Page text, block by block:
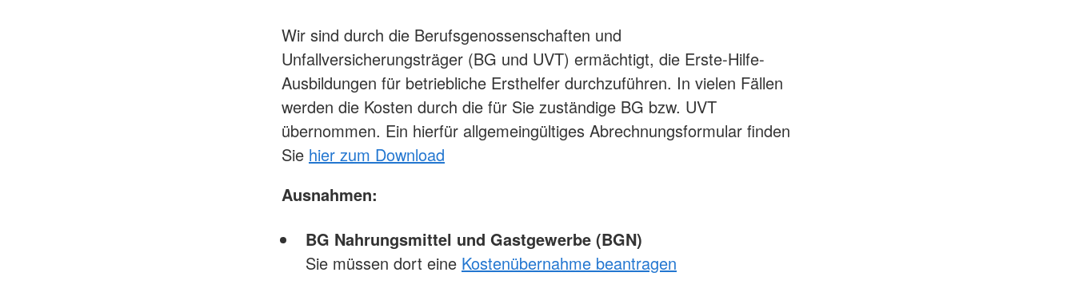
Wir sind durch die Berufsgenossenschaften und
Unfallversicherungsträger (BG und UVT) ermächtigt, die Erste-Hilfe-
Ausbildungen für betriebliche Ersthelfer durchzuführen. In vielen Fällen
werden die Kosten durch die für Sie zuständige BG bzw. UVT
übernommen. Ein hierfür allgemeingültiges Abrechnungsformular finden
Sie hier zum Download
Ausnahmen:
BG Nahrungsmittel und Gastgewerbe (BGN)
Sie müssen dort eine Kostenübernahme beantragen